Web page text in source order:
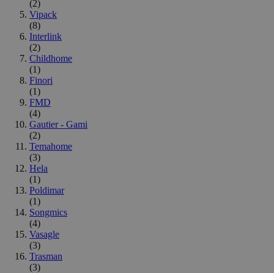
(2)
Vipack
(8)
Interlink
(2)
Childhome
(1)
Finori
(1)
FMD
(4)
Gautier - Gami
(2)
Temahome
(3)
Hela
(1)
Poldimar
(1)
Songmics
(4)
Vasagle
(3)
Trasman
(3)